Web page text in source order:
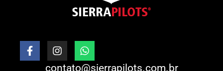
contato@sierrapilots.com.br